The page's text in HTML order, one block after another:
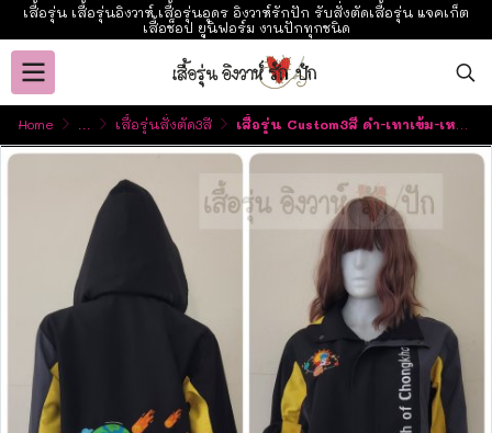
เสื้อรุ่น เสื้อรุ่นอิงวาห์ เสื้อรุ่นอุดร อิงวาห์รักปัก รับสั่งตัดเสื้อรุ่น แจคเก็ต
เสื้อช็อป ยูนิฟอร์ม งานปักทุกชนิด
Home เสื้อรุ่นสั่งตัด3สี เสื้อรุ่น Custom3สี ดำ-เทาเข้ม-เหลือง ผ่าหน้าซ้าย